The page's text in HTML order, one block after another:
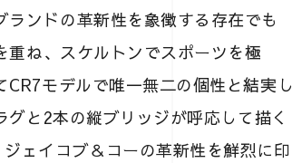
ンドの革新性を象徴する存在でも
ね、スケルトンでスポーツを極
モデルで唯一無二の個性と結実し
と2本の縦ブリッジが呼応して描く
ェイコブ＆コーの革新性を鮮烈に印